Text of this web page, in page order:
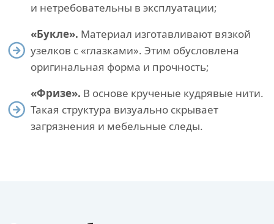
и нетребовательны в эксплуатации;
«Букле». Материал изготавливают вязкой
узелков с «глазками». Этим обусловлена
оригинальная форма и прочность;
«Фризе». В основе крученые кудрявые нити.
Такая структура визуально скрывает
загрязнения и мебельные следы.